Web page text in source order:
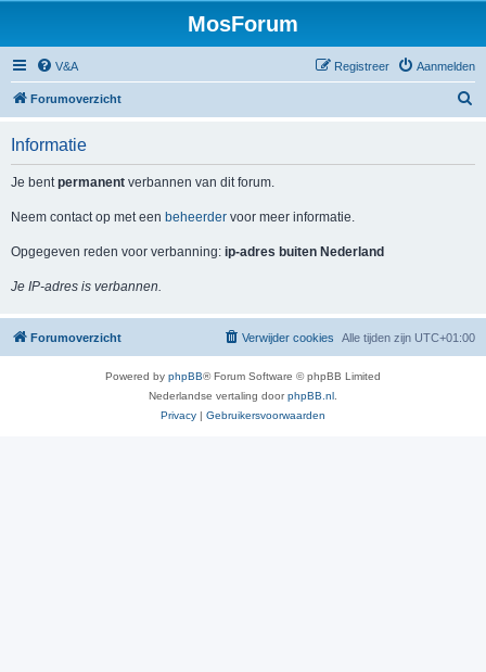
MosForum
V&A Aanmelden
Registreer
Forumoverzicht
Informatie
Je bentpermanent verbannen van dit forum.
Neem contact op met een beheerder voor meer informatie.
Opgegeven reden voor verbanning: ip-adres buiten Nederland
Je IP-adres is verbannen.
Forumoverzicht Alle tijden zijn UTC+01:00
Verwijder cookies
Powered by phpBB® Forum Software © phpBB Limited
Nederlandse vertaling doorphpBB.nl
Privacy | Gebruikersvoorwaarden